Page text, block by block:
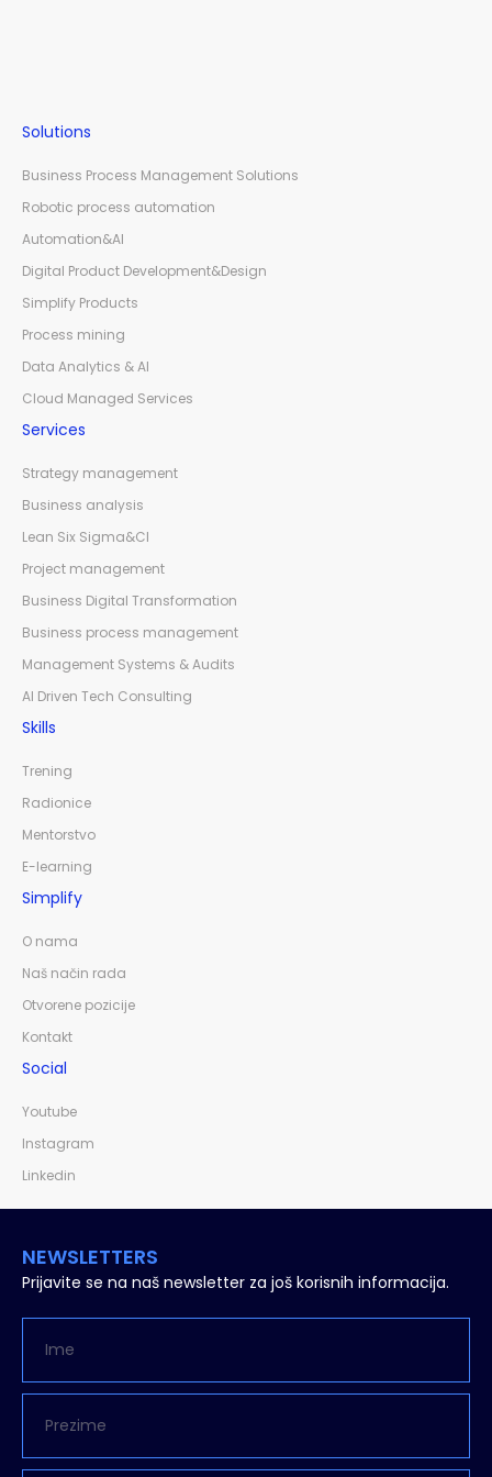
Solutions
Business Process Management Solutions
Robotic process automation
Automation&AI
Digital Product Development&Design
Simplify Products
Process mining
Data Analytics & AI
Cloud Managed Services
Services
Strategy management
Business analysis
Lean Six Sigma&CI
Project management
Business Digital Transformation
Business process management
Management Systems & Audits
AI Driven Tech Consulting
Skills
Trening
Radionice
Mentorstvo
E-learning
Simplify
O nama
Naš način rada
Otvorene pozicije
Kontakt
Social
Youtube
Instagram
Linkedin
NEWSLETTERS
Prijavite se na naš newsletter za još korisnih informacija.